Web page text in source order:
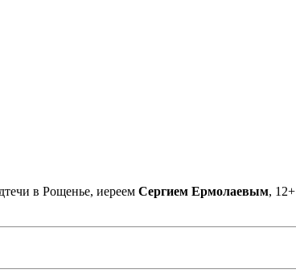
в Рощенье, иереем Сергием Ермолаевым, 12+